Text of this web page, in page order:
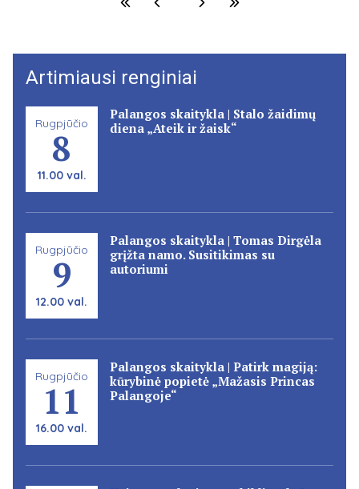
Artimiausi renginiai
Rugpjūčio
8
11.00 val.
Palangos skaitykla | Stalo žaidimų
diena „Ateik ir žaisk“
Rugpjūčio
9
12.00 val.
Palangos skaitykla | Tomas Dirgėla
grįžta namo. Susitikimas su
autoriumi
Rugpjūčio
11
16.00 val.
Palangos skaitykla | Patirk magiją:
kūrybinė popietė „Mažasis Princas
Palangoje“